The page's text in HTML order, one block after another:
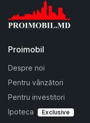
Proimobil
Despre noi
Pentru vânzători
Pentru investitori
Ipoteca
Exclusive